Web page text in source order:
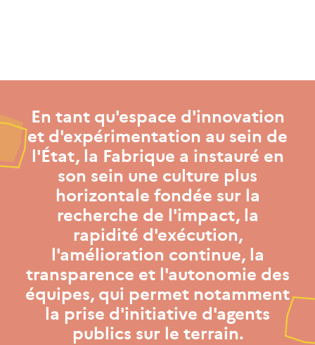
En tant qu'espace d'innovation
et d'expérimentation au sein de
l'État, la Fabrique a instauré en
son sein une culture plus
horizontale fondée sur la
recherche de l'impact, la
rapidité d'exécution,
l'amélioration continue, la
transparence et l'autonomie des
équipes, qui permet notamment
la prise d'initiative d'agents
publics sur le terrain.